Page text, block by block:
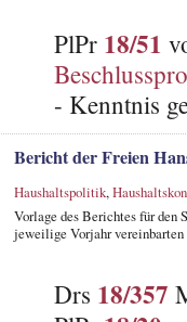
PlPr 18/51
- Kenntnis
Bericht der Freien
Haushaltspolitik,
Vorlage des Berichtes für den
jeweilige Vorjahr
Drs 18/357